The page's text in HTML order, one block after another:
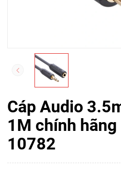
Cáp Audio
1M chính hãng
10782